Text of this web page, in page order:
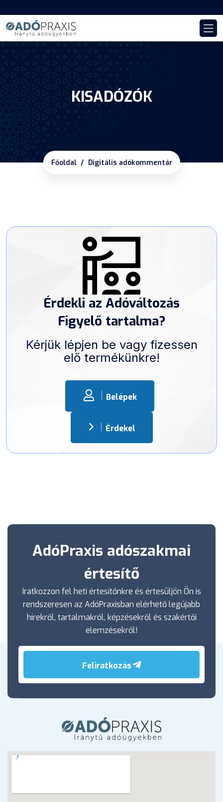
KISADÓZÓK
Főoldal Digitális adókommentár
Érdekli az Adóváltozás
Figyelő tartalma?
Kérjük lépjen be vagy fizessen
elő termékünkre!
Belépek
Érdekel
AdóPraxis adószakmai
értesítő
Iratkozzon fel heti értesítőnkre és értesüljön Ön is
rendszeresen az AdóPraxisban elérhető legújabb
hírekről, tartalmakról, képzésekről és szakértői
elemzésekről!
Feliratkozás